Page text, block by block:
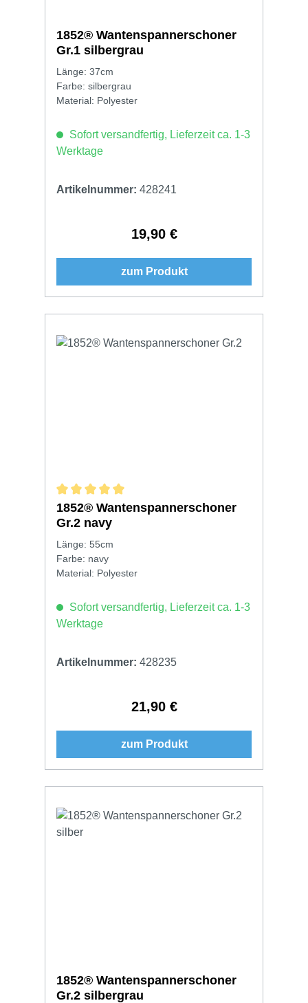
1852® Wantenspannerschoner
Gr.1 silbergrau
Länge: 37cm
Farbe: silbergrau
Material: Polyester
Sofort versandfertig, Lieferzeit ca. 1-3
Werktage
Artikelnummer: 428241
Regulärer Preis:
19,90 €
zum Produkt
Durchschnittliche Bewertung von 5 von 5 Sternen
1852® Wantenspannerschoner
Gr.2 navy
Länge: 55cm
Farbe: navy
Material: Polyester
Sofort versandfertig, Lieferzeit ca. 1-3
Werktage
Artikelnummer: 428235
Regulärer Preis:
21,90 €
zum Produkt
1852® Wantenspannerschoner
Gr.2 silbergrau